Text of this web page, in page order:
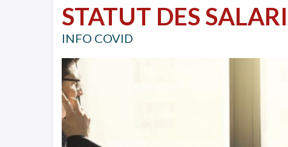
STATUT DES
INFO COVID